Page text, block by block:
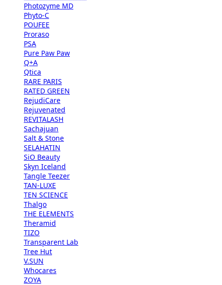
Photozyme MD
Phyto-C
POUFEE
Proraso
PSA
Pure Paw Paw
Q+A
Qtica
RARE PARIS
RATED GREEN
RejudiCare
Rejuvenated
REVITALASH
Sachajuan
Salt & Stone
SELAHATIN
SiO Beauty
Skyn Iceland
Tangle Teezer
TAN-LUXE
TEN SCIENCE
Thalgo
THE ELEMENTS
Theramid
TIZO
Transparent Lab
Tree Hut
V.SUN
Whocares
ZOYA